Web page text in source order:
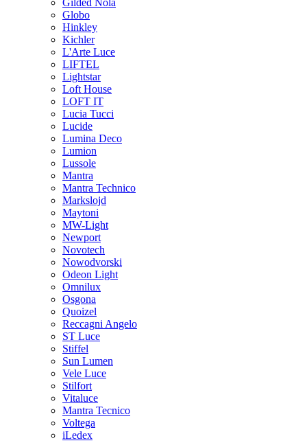
Gilded Nola
Globo
Hinkley
Kichler
L'Arte Luce
LIFTEL
Lightstar
Loft House
LOFT IT
Lucia Tucci
Lucide
Lumina Deco
Lumion
Lussole
Mantra
Mantra Technico
Markslojd
Maytoni
MW-Light
Newport
Novotech
Nowodvorski
Odeon Light
Omnilux
Osgona
Quoizel
Reccagni Angelo
ST Luce
Stiffel
Sun Lumen
Vele Luce
Stilfort
Vitaluce
Mantra Tecnico
Voltega
iLedex